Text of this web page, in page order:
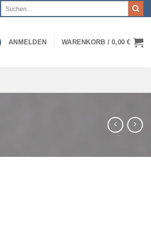
ANMELDEN WARENKORB /0,00€